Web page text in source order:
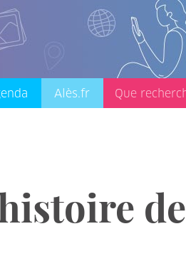
Alès.fr
de